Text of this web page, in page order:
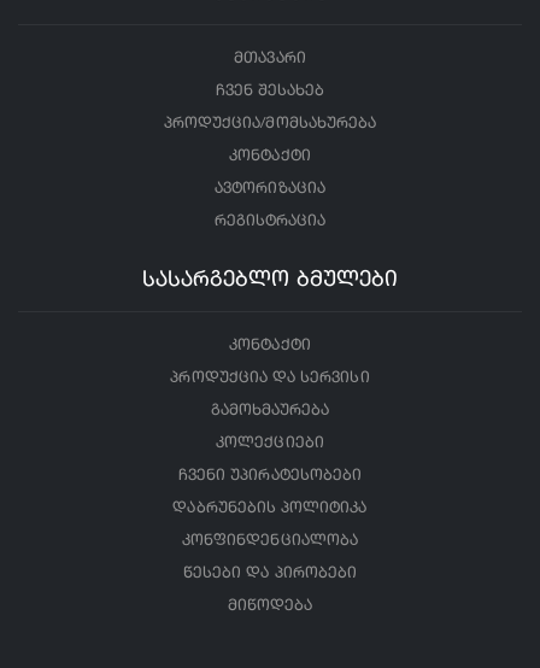
მთავარი
ჩვენ შესახებ
პროდუქცია/მომსახურება
კონტაქტი
ავტორიზაცია
რეგისტრაცია
სასარგებლო ბმულები
კონტაქტი
პროდუქცია და სერვისი
გამოხმაურება
კოლექციები
ჩვენი უპირატესობები
დაბრუნების პოლიტიკა
კონფინდენციალობა
წესები და პირობები
მიწოდება